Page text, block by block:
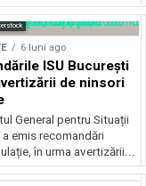
6 luni ago
ISU București
de ninsori
General pentru Situații
emis recomandări
în urma avertizării...